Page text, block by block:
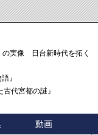
実像 日台新時代を拓く「3
』
代宮都の謎』
動画